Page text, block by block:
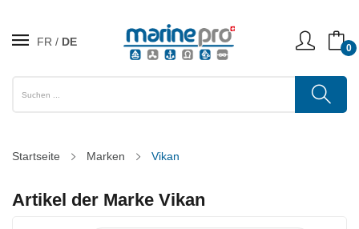
FR DE 0
Startseite Marken Vikan
Artikel der Marke Vikan